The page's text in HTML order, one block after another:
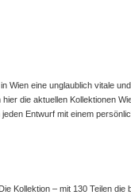
Wien eine unglaublich vitale und
die aktuellen Kollektionen
Entwurf mit einem
Kollektion – mit 130 Teilen die